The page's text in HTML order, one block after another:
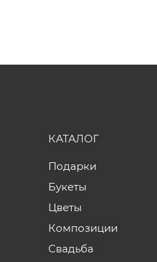
КАТАЛОГ
Подарки
Букеты
Цветы
Композиции
Свадьба